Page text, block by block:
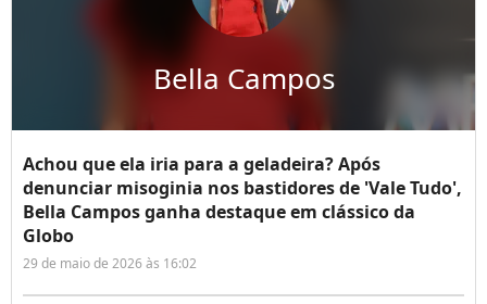
Bella Campos
Achou que ela iria para a geladeira? Após
denunciar misoginia nos bastidores de 'Vale Tudo',
Bella Campos ganha destaque em clássico da
Globo
29 de maio de 2026 às 16:02